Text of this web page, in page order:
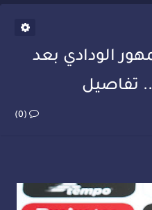
الودادي بعد
.. تفاصيل
(0)